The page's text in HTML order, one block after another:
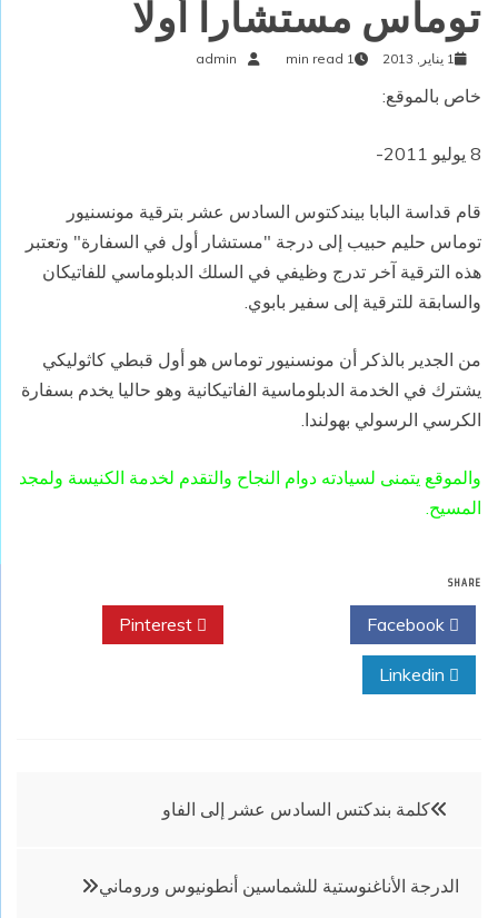
توماس مستشارا أولا
1 يناير, 2013 1 min read
admin
خاص بالموقع:
8 يوليو 2011-
قام قداسة البابا بيندكتوس السادس عشر بترقية مونسنيور
توماس حليم حبيب إلى درجة "مستشار أول في السفارة" وتعتبر
هذه الترقية آخر تدرج وظيفي في السلك الدبلوماسي للفاتيكان
والسابقة للترقية إلى سفير بابوي.
من الجدير بالذكر أن مونسنيور توماس هو أول قبطي كاثوليكي
يشترك في الخدمة الدبلوماسية الفاتيكانية وهو حاليا يخدم بسفارة
الكرسي الرسولي بهولندا.
والموقع يتمنى لسيادته دوام النجاح والتقدم لخدمة الكنيسة ولمجد
المسيح.
SHARE
تصفّح
المقالات
كلمة بندكتس السادس عشر إلى الفاو
الدرجة الأناغنوستية للشماسين أنطونيوس وروماني